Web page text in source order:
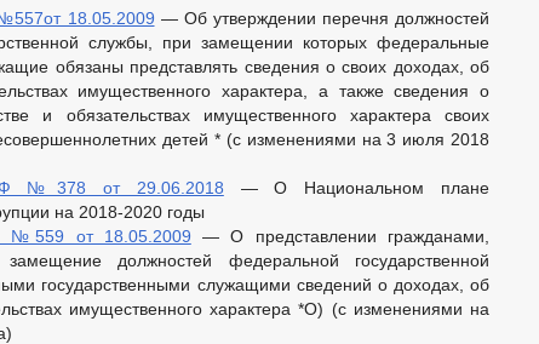
18.05.2009 — Об утверждении перечня должностей
службы, при замещении которых федеральные
обязаны представлять сведения о своих доходах, об
имущественного характера, а также сведения о
и обязательствах имущественного характера своих
детей * (с изменениями на 3 июля 2018
№378 от 29.06.2018 — О Национальном плане
на 2018-2020 годы
№559 от 18.05.2009 — О представлении гражданами,
должностей федеральной государственной
государственными служащими сведений о доходах, об
имущественного характера *О) (с изменениями на